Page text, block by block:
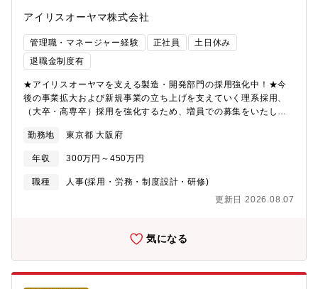
アイリスオーヤマ株式会社
管理職・マネージャー経験 正社員
土日休み
退職金制度有
★アイリスオーヤマを支える製造・開発部門の採用強化中！★今
後の事業拡大および新規事業の立ち上げを支えていく理系採用、
（大卒・高専卒）採用を強化するため、増員での募集をいたしま
案～運営まで・会社説明会実施・面接対応（1次～最終面接アテン
ド）・学校訪問・採用実績進捗管理など◆同社では開発エンジニ
ア、応用研究職、SE、電気工事、製造物流など幅広い職種の採用
を行っているため、前職のご経験を活かしスキルアップが叶えら
ている同社にて採用活動を通じた企業ブランディングの向上を実
がございます。エリア：東京・大阪・宮城 が中心※一部、全国
の工場に出張が発生する場合もございます。北海道/宮城/茨城/埼
玉/静岡/滋賀/兵庫/佐賀 など
勤務地 東京都 大阪府
年収 300万円～450万円
職種
人事(採用・労務・制度設計・研修)
更新日 2026.08.07
気になる